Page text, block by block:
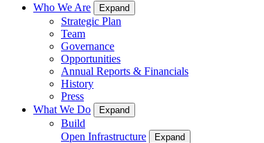
Who We Are Expand
Strategic Plan
Team
Governance
Opportunities
Annual Reports & Financials
History
Press
What We Do
Expand
Build
Open Infrastructure
Expand